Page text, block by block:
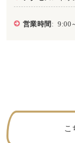
営業時間 : 9:00
こ